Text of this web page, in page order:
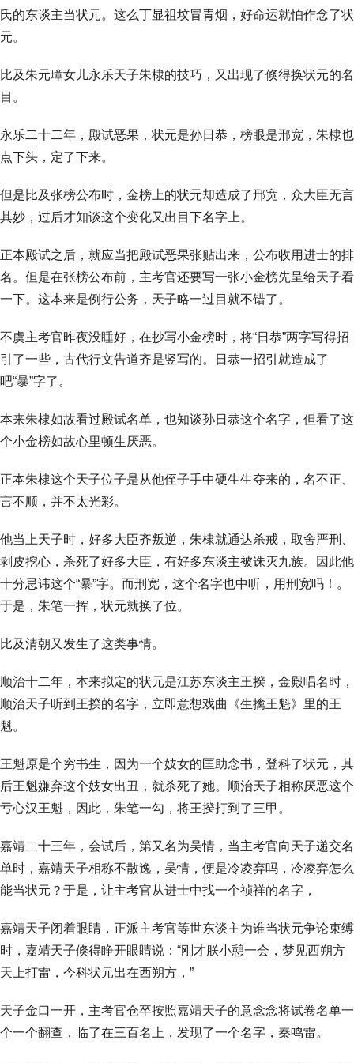
氏的东谈主当状元。这么丁显祖坟冒青烟，好命运就怕作念了状
元。
比及朱元璋女儿永乐天子朱棣的技巧，又出现了倏得换状元的名
目。
永乐二十二年，殿试恶果，状元是孙日恭，榜眼是邢宽，朱棣也
点下头，定了下来。
但是比及张榜公布时，金榜上的状元却造成了邢宽，众大臣无言
其妙，过后才知谈这个变化又出目下名字上。
正本殿试之后，就应当把殿试恶果张贴出来，公布收用进士的排
名。但是在张榜公布前，主考官还要写一张小金榜先呈给天子看
一下。这本来是例行公务，天子略一过目就不错了。
不虞主考官昨夜没睡好，在抄写小金榜时，将“日恭”两字写得招
引了一些，古代行文告道齐是竖写的。日恭一招引就造成了
吧“暴”字了。
本来朱棣如故看过殿试名单，也知谈孙日恭这个名字，但看了这
个小金榜如故心里顿生厌恶。
正本朱棣这个天子位子是从他侄子手中硬生生夺来的，名不正、
言不顺，并不太光彩。
他当上天子时，好多大臣齐叛逆，朱棣就通达杀戒，取舍严刑、
剥皮挖心，杀死了好多大臣，有好多东谈主被诛灭九族。因此他
十分忌讳这个“暴”字。而刑宽，这个名字也中听，用刑宽吗！。
于是，朱笔一挥，状元就换了位。
比及清朝又发生了这类事情。
顺治十二年，本来拟定的状元是江苏东谈主王揆，金殿唱名时，
顺治天子听到王揆的名字，立即意想戏曲《生擒王魁》里的王
魁。
王魁原是个穷书生，因为一个妓女的匡助念书，登科了状元，其
后王魁嫌弃这个妓女出丑，就杀死了她。顺治天子相称厌恶这个
亏心汉王魁，因此，朱笔一勾，将王揆打到了三甲。
嘉靖二十三年，会试后，第又名为吴情，当主考官向天子递交名
单时，嘉靖天子相称不散逸，吴情，便是冷凌弃吗，冷凌弃怎么
能当状元？于是，让主考官从进士中找一个祯祥的名字，
嘉靖天子闭着眼睛，正派主考官等世东谈主为谁当状元争论束缚
时，嘉靖天子倏得睁开眼睛说：“刚才朕小憩一会，梦见西朔方
天上打雷，今科状元出在西朔方，”
天子金口一开，主考官仓卒按照嘉靖天子的意念念将试卷名单一
个一个翻查，临了在三百名上，发现了一个名字，秦鸣雷。